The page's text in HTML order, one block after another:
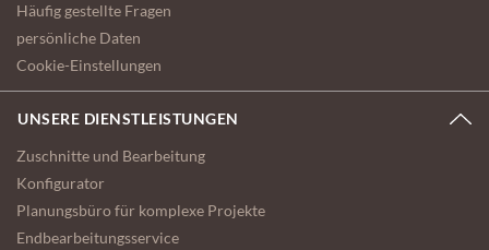
Häufig gestellte Fragen
persönliche Daten
Cookie-Einstellungen
UNSERE DIENSTLEISTUNGEN
Zuschnitte und Bearbeitung
Konfigurator
Planungsbüro für komplexe Projekte
Endbearbeitungsservice